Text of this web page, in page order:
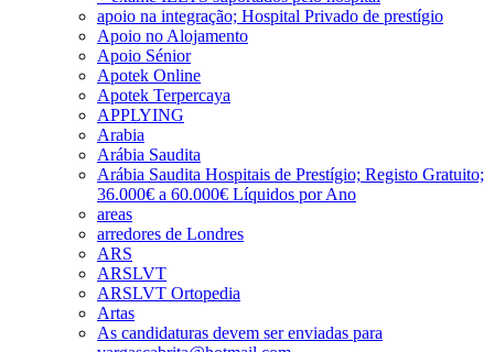
apoio na integração; Hospital Privado de prestígio
Apoio no Alojamento
Apoio Sénior
Apotek Online
Apotek Terpercaya
APPLYING
Arabia
Arábia Saudita
Arábia Saudita Hospitais de Prestígio; Registo Gratuito;
36.000€ a 60.000€ Líquidos por Ano
areas
arredores de Londres
ARS
ARSLVT
ARSLVT Ortopedia
Artas
As candidaturas devem ser enviadas para